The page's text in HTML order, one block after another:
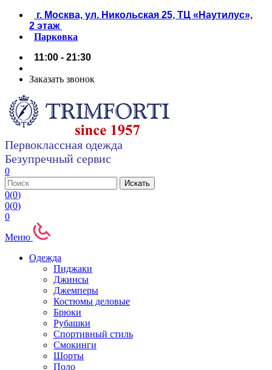
г. Москва, ул. Никольская 25, ТЦ «Наутилус»,
2 этаж
Парковка
11:00 - 21:30
Заказать звонок
Первоклассная одежда
Безупречный сервис
0
0(0)
0(0)
0
Меню
Одежда
Пиджаки
Джинсы
Джемперы
Костюмы деловые
Брюки
Рубашки
Спортивный стиль
Смокинги
Шорты
Поло